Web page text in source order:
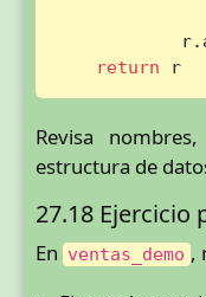
return r
Revisa
estructura de
27.18 Ejercicio
En ventas_demo ,